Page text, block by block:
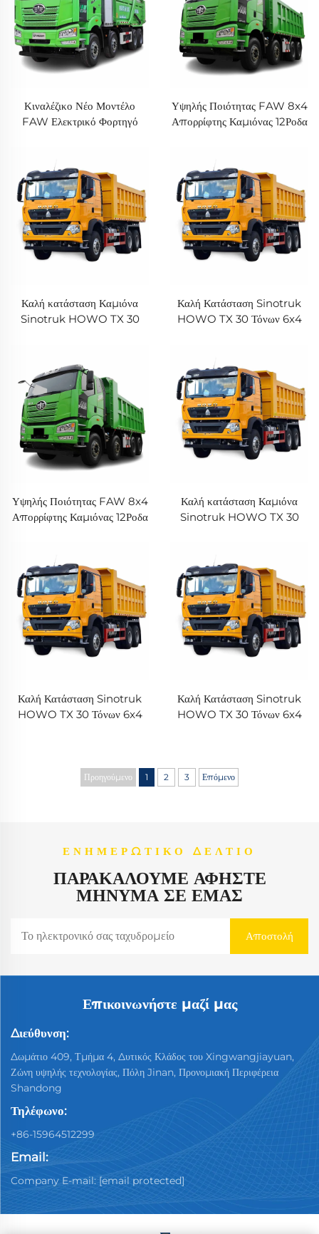
Κιναλέζικο Νέο Μοντέλο
FAW Ελεκτρικό Φορτηγό
Μετάλλευμα Καμίον για
Πώληση
Υψηλής Ποιότητας FAW 8x4
Απορρίφτης Καμιόνας 12Ροδα
Απορριπτής Καμιόνας Σε
Απόθεμα
Καλή κατάσταση Καμιόνα
Sinotruk HOWO TX 30
371HP 400HP Αποβλητικός
καμίονς για πώληση
Καλή Κατάσταση Sinotruk
HOWO TX 30 Τόνων 6x4
Μηχανή Weichai Αριστερά
Howo 371 για την Αφρική
Θερμή Πώληση
Υψηλής Ποιότητας FAW 8x4
Απορρίφτης Καμιόνας 12Ροδα
Απορριπτής Καμιόνας Σε
Απόθεμα
Καλή κατάσταση Καμιόνα
Sinotruk HOWO TX 30
371HP 400HP Αποβλητικός
καμίονς για πώληση
Καλή Κατάσταση Sinotruk
HOWO TX 30 Τόνων 6x4
Howo 371 για την Αφρική
Καλή Κατάσταση Sinotruk
HOWO TX 30 Τόνων 6x4
Ζεστής Πώλησης στην Αφρική
Προηγούμενο 1 2 3 Επόμενο
ΕΝΗΜΕΡΩΤΙΚΌ ΔΕΛΤΊΟ
ΠΑΡΑΚΑΛΟΎΜΕ ΑΦΉΣΤΕ
ΜΉΝΥΜΑ ΣΕ ΕΜΆΣ
Επικοινωνήστε μαζί μας
Διεύθυνση:
Δωμάτιο 409, Τμήμα 4, Δυτικός Κλάδος του Xingwangjiayuan,
Ζώνη υψηλής τεχνολογίας, Πόλη Jinan, Προνομιακή Περιφέρεια
Shandong
Τηλέφωνο:
+86-15964512299
Email:
Company E-mail:[email protected]